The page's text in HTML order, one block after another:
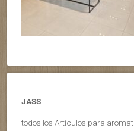
JASS
todos los Artículos para